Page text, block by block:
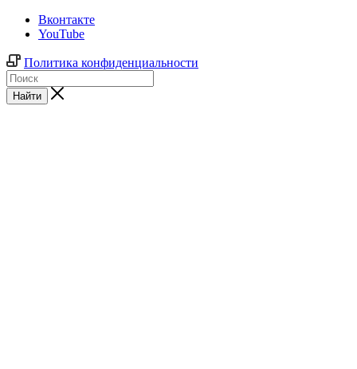
Вконтакте
YouTube
Политика конфиденциальности
Найти